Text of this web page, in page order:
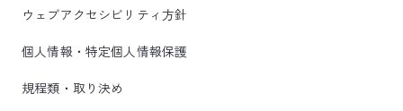
ウェブアクセシビリティ方針
個人情報・特定個人情報保護
規程類・取り決め